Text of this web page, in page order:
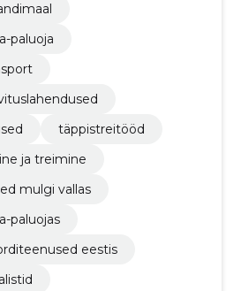
paluoja
täppistreitööd
ja treimine
mulgi vallas
paluojas
eestis